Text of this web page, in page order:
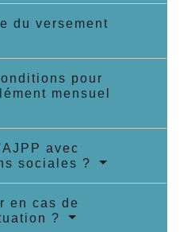
du versement
pour
mensuel
avec
sociales ?
en cas de
?